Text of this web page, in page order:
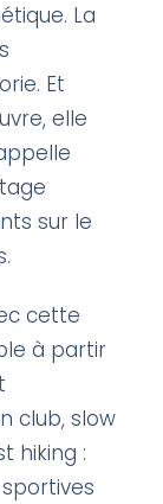
La
Et
elle
sur le
cette
à partir
club, slow
hiking :